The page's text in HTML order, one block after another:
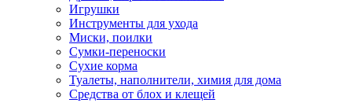
Игрушки
Инструменты для ухода
Миски, поилки
Сумки-переноски
Сухие корма
Туалеты, наполнители, химия для дома
Средства от блох и клещей